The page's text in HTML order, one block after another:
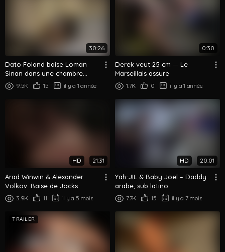
30:26
Dato Foland baise Loman
Sinan dans une chambre
d'hotel
9.5K 15 il y a 1 année
0:30
Derek veut 25 cm — Le
Marseillais assure
1.7K 0 il y a 1 année
HD 21:31
Arad Winwin & Alexander
Volkov: Baise de Jocks
3.9K 11 il y a 5 mois
HD 20:01
Yah-JIL & Baby Joel – Daddy
arabe, sub latino
7.7K 15 il y a 7 mois
TRAILER